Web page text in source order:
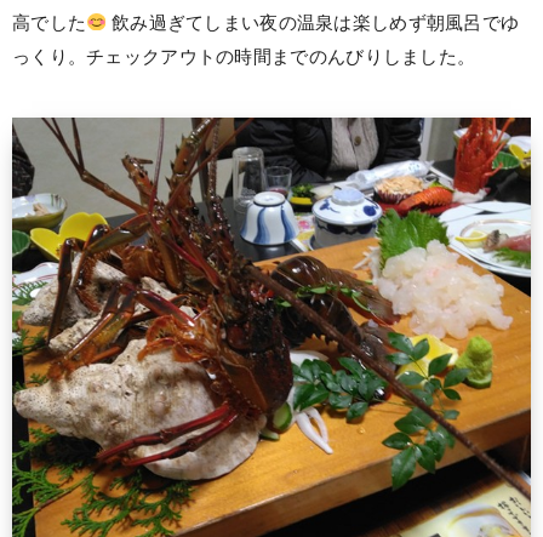
高でした
飲み過ぎてしまい夜の温泉は楽しめず朝風呂でゆ
っくり。チェックアウトの時間までのんびりしました。